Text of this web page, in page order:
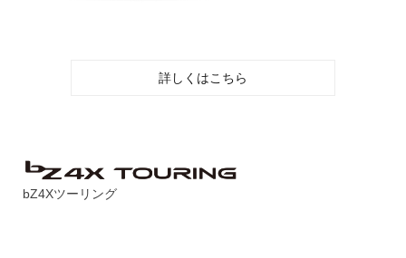
詳しくはこちら
bZ4Xツーリング